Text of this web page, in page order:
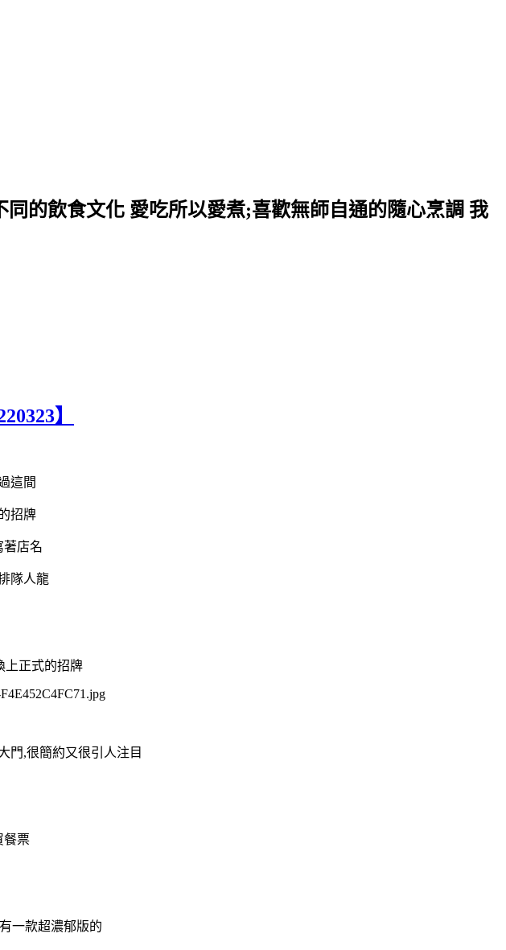
的飲食文化 愛吃所以愛煮;喜歡無師自通的隨心烹調 我
】
這間
招牌
著店名
隊人龍
上正式的招牌
門,很簡約又很引人注目
餐票
一款超濃郁版的